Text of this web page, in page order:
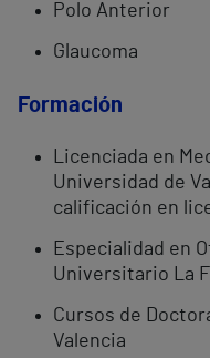
Polo Anterior
Glaucoma
Formación
Licenciada en
Universidad de
calificación en
Especialidad en
Universitario La
Cursos de
Valencia